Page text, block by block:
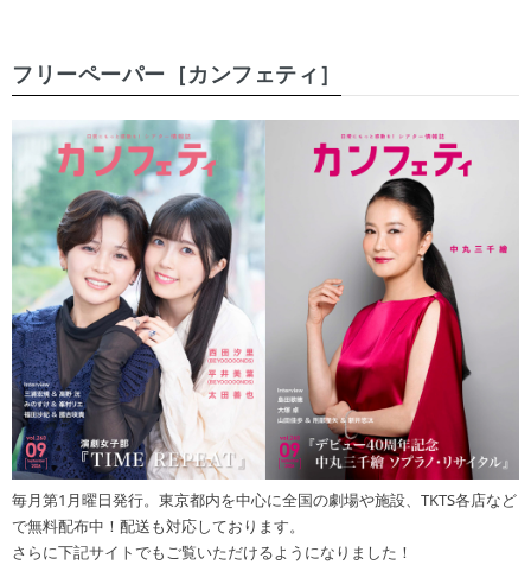
フリーペーパー［カンフェティ］
毎月第1月曜日発行。東京都内を中心に全国の劇場や施設、TKTS各店など
で無料配布中！配送も対応しております。
さらに下記サイトでもご覧いただけるようになりました！